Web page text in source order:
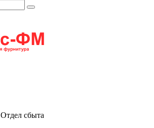
Отдел сбыта